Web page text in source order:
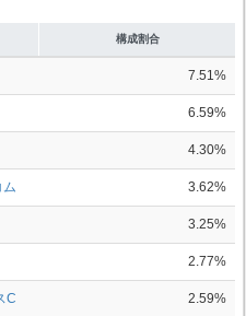
構成割合
7.51%
6.59%
4.30%
ム 3.62%
3.25%
2.77%
C 2.59%